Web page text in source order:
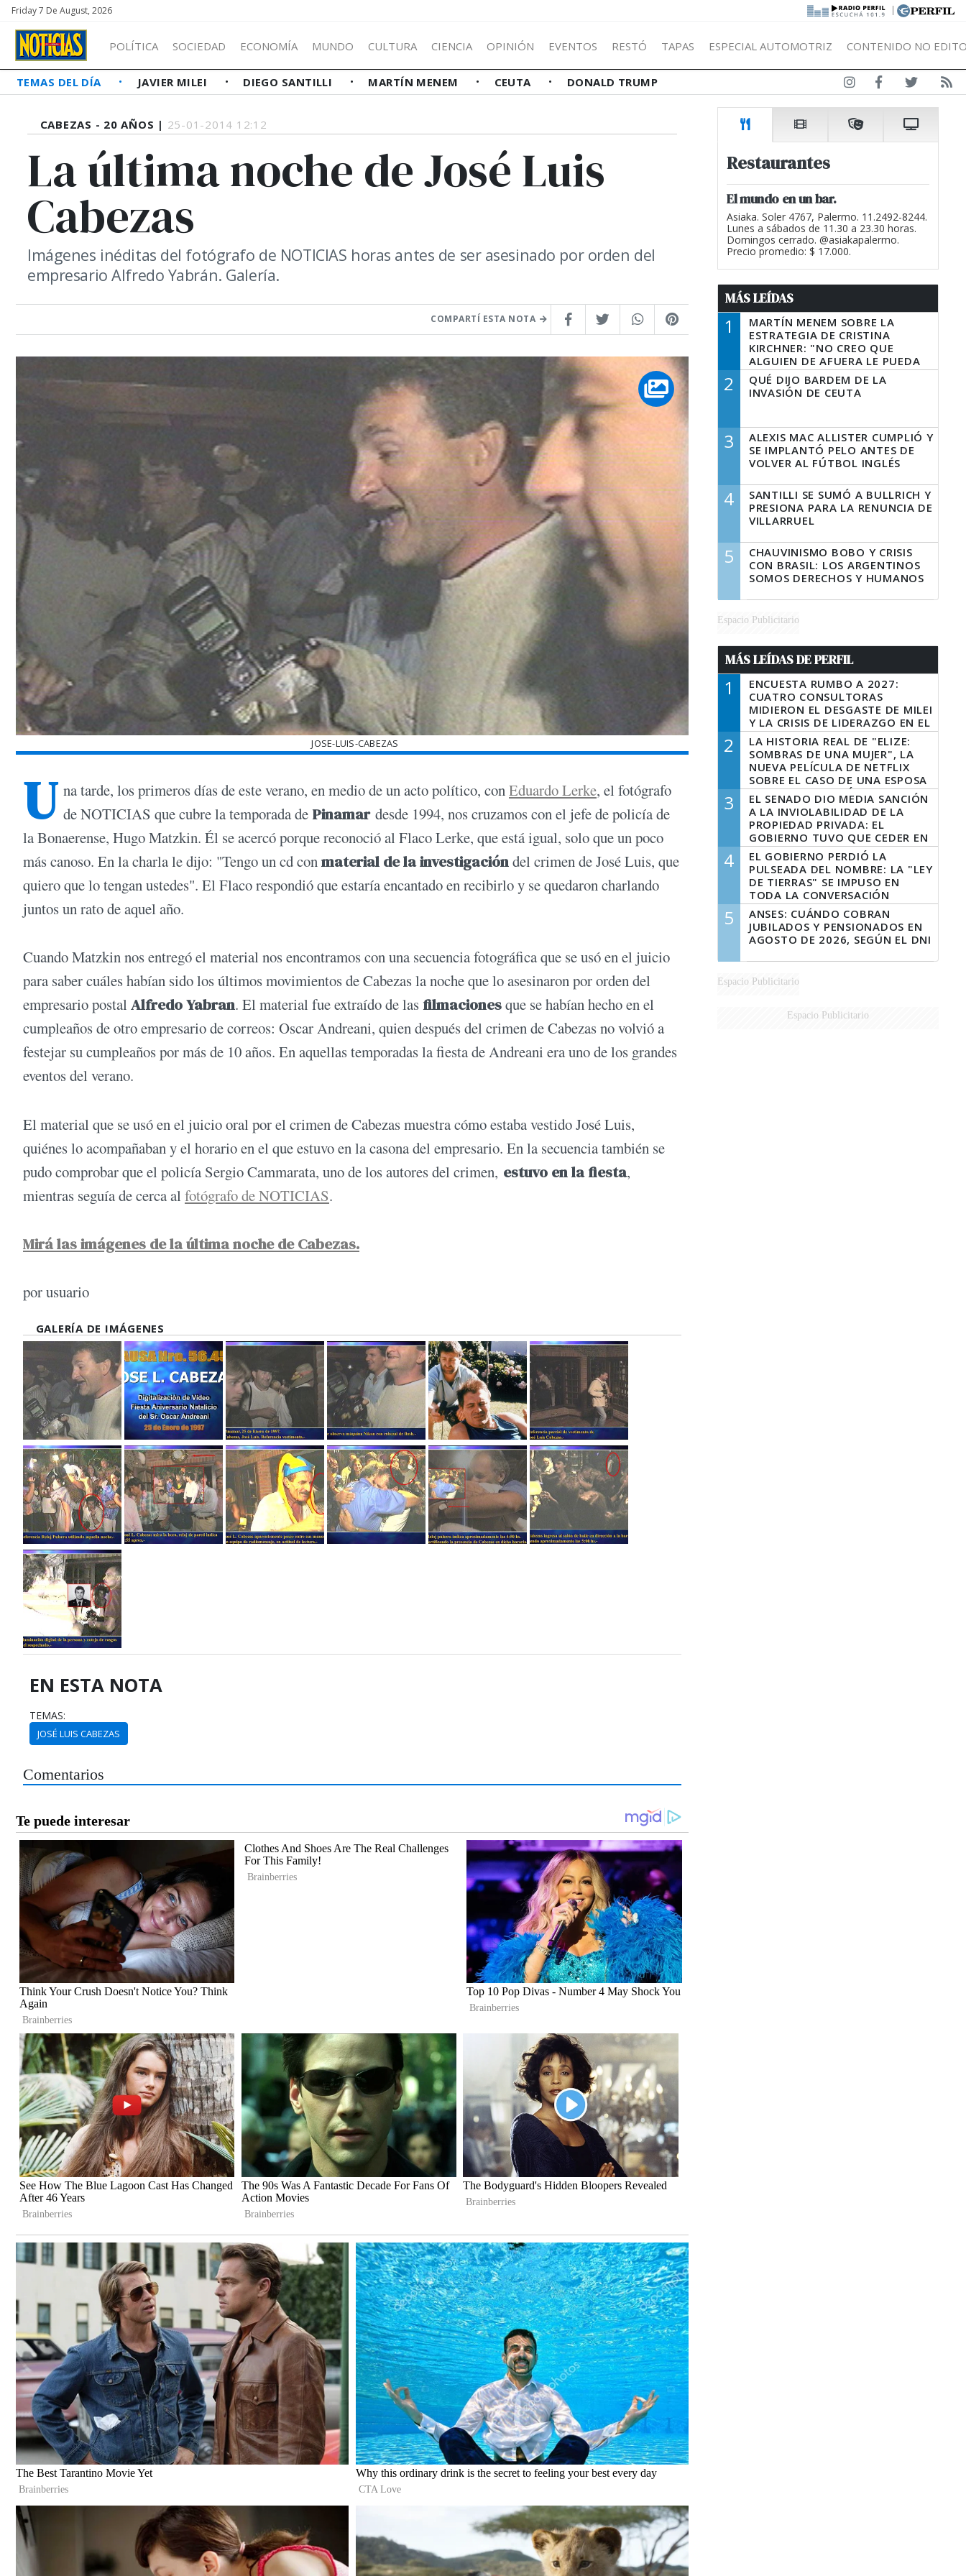
Friday 7 De August, 2026 |
POLÍTICA SOCIEDAD ECONOMÍA MUNDO CULTURA CIENCIA OPINIÓN EVENTOS RESTÓ TAPAS ESPECIAL AUTOMOTRIZ CONTENIDO NO
TEMAS DEL DÍA JAVIER MILEI DIEGO SANTILLI MARTÍN MENEM CEUTA DONALD TRUMP
CABEZAS - 20 AÑOS | 25-01-2014 12:12
La última noche de José Luis
Cabezas
Imágenes inéditas del fotógrafo de NOTICIAS horas antes de ser asesinado por orden del
empresario Alfredo Yabrán. Galería.
COMPARTÍ ESTA NOTA
JOSE-LUIS-CABEZAS
U na tarde, los primeros días de este verano, en medio de un acto político, conEduardo Lerke, el fotógrafo
de NOTICIAS que cubre la temporada de Pinamardesde 1994, nos cruzamos con el jefe de policía de
la Bonaerense, Hugo Matzkin. Él se acercó porque reconoció al Flaco Lerke, que está igual, solo que un poco
más canoso. En la charla le dijo: "Tengo un cd conmaterial de la investigacióndel crimen de José Luis, que
quiero que lo tengan ustedes". El Flaco respondió que estaría encantado en recibirlo y se quedaron charlando
juntos un rato de aquel año.
Cuando Matzkin nos entregó el material nos encontramos con una secuencia fotográfica que se usó en el juicio
para saber cuáles habían sido los últimos movimientos de Cabezas la noche que lo asesinaron por orden del
empresario postal Alfredo Yabran. El material fue extraído de lasfilmacionesque se habían hecho en el
cumpleaños de otro empresario de correos: Oscar Andreani, quien después del crimen de Cabezas no volvió a
festejar su cumpleaños por más de 10 años. En aquellas temporadas la fiesta de Andreani era uno de los grandes
eventos del verano.
El material que se usó en el juicio oral por el crimen de Cabezas muestra cómo estaba vestido José Luis,
quiénes lo acompañaban y el horario en el que estuvo en la casona del empresario. En la secuencia también se
pudo comprobar que el policía Sergio Cammarata, uno de los autores del crimen, estuvo en la fiesta,
mientras seguía de cerca al fotógrafo de NOTICIAS.
Mirá las imágenes de la última noche de Cabezas.
por usuario
GALERÍA DE IMÁGENES
EN ESTA NOTA
TEMAS:
JOSÉ LUIS CABEZAS
Comentarios
Restaurantes
El mundo en un bar.
Asiaka. Soler 4767, Palermo. 11.2492-8244.
Lunes a sábados de 11.30 a 23.30 horas.
Domingos cerrado. @asiakapalermo.
Precio promedio: $ 17.000.
MÁS LEÍDAS
1
MARTÍN MENEM SOBRE LA
ESTRATEGIA DE CRISTINA
KIRCHNER: "NO CREO QUE
ALGUIEN DE AFUERA LE PUEDA
DECIR A LA JUSTICIA LO QUE
TIENE QUE HACER"
2
QUÉ DIJO BARDEM DE LA
INVASIÓN DE CEUTA
3
ALEXIS MAC ALLISTER CUMPLIÓ Y
SE IMPLANTÓ PELO ANTES DE
VOLVER AL FÚTBOL INGLÉS
4
SANTILLI SE SUMÓ A BULLRICH Y
PRESIONA PARA LA RENUNCIA DE
VILLARRUEL
5
CHAUVINISMO BOBO Y CRISIS
CON BRASIL: LOS ARGENTINOS
SOMOS DERECHOS Y HUMANOS
Espacio Publicitario
MÁS LEÍDAS DE PERFIL
1
ENCUESTA RUMBO A 2027:
CUATRO CONSULTORAS
MIDIERON EL DESGASTE DE MILEI
Y LA CRISIS DE LIDERAZGO EN EL
PERONISMO
2
LA HISTORIA REAL DE "ELIZE:
SOMBRAS DE UNA MUJER", LA
NUEVA PELÍCULA DE NETFLIX
SOBRE EL CASO DE UNA ESPOSA
QUE DESCUARTIZÓ A SU
MARIDO
3
EL SENADO DIO MEDIA SANCIÓN
A LA INVIOLABILIDAD DE LA
PROPIEDAD PRIVADA: EL
GOBIERNO TUVO QUE CEDER EN
LA LEY DEL MANEJO DEL FUEGO
4
EL GOBIERNO PERDIÓ LA
PULSEADA DEL NOMBRE: LA "LEY
DE TIERRAS" SE IMPUSO EN
TODA LA CONVERSACIÓN
DIGITAL
5
ANSES: CUÁNDO COBRAN
JUBILADOS Y PENSIONADOS EN
AGOSTO DE 2026, SEGÚN EL DNI
Espacio Publicitario
Espacio Publicitario